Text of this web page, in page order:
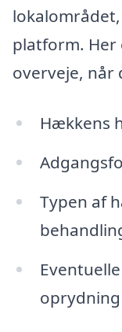
platform.
overveje, når
Hækkens
Typen af